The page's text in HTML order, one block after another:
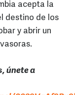
acepta la
destino de los
y abrir un
únete a